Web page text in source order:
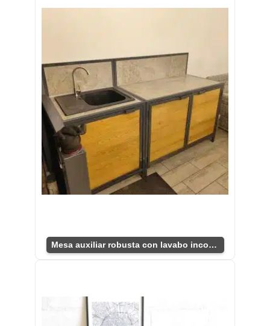
Mesa auxiliar robusta con lavabo incorporado.